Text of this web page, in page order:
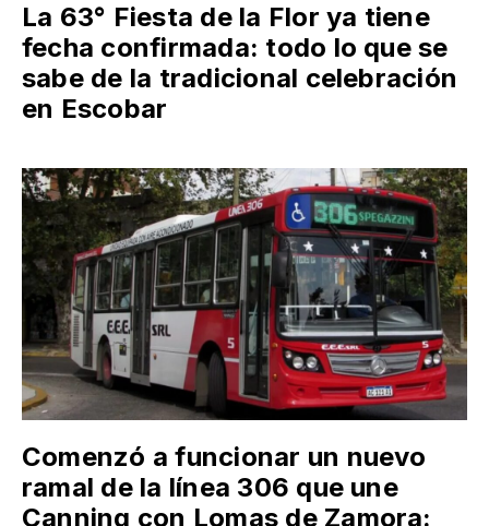
La 63° Fiesta de la Flor ya tiene
fecha confirmada: todo lo que se
sabe de la tradicional celebración
en Escobar
Comenzó a funcionar un nuevo
ramal de la línea 306 que une
Canning con Lomas de Zamora: